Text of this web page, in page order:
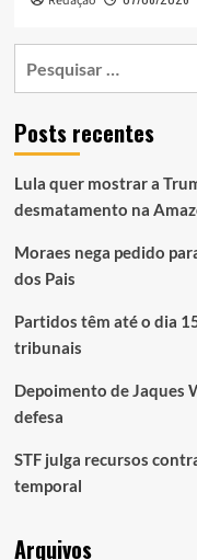
Posts recentes
Lula quer mostrar a
desmatamento na
Moraes nega pedido
dos Pais
Partidos têm até o dia
tribunais
Depoimento de Jaques
defesa
STF julga recursos
temporal
Arquivos